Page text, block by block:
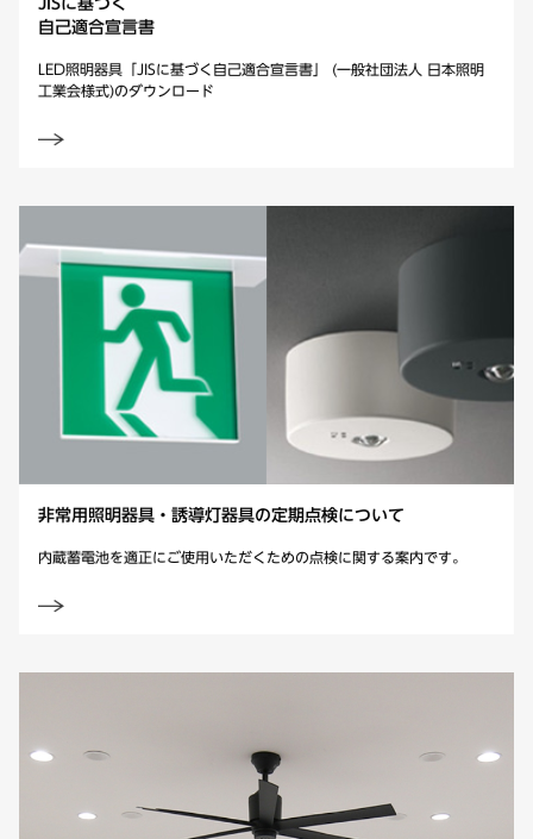
自己適合宣言書
LED照明器具「JISに基づく自己適合宣言書」 (一般社団法人 日本照明
工業会様式)のダウンロード
非常用照明器具・ 誘導灯器具の定期点検について
内蔵蓄電池を適正にご使用いただくための点検に関する案内です。